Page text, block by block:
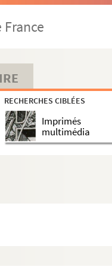
RECHERCHES CIBLÉES
Imprimés
multimédia